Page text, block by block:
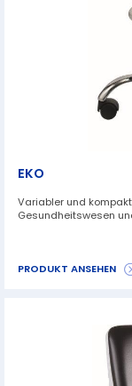
EKO
Variabler und
Gesundheitswesen
PRODUKT ANSEHEN